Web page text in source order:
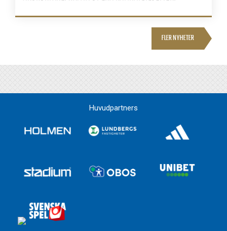
FLER NYHETER
Huvudpartners